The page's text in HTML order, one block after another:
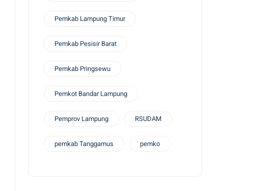
Pemkab Lampung Timur
Pemkab Pesisir Barat
Pemkab Pringsewu
Pemkot Bandar Lampung
Pemprov Lampung RSUDAM
pemkab Tanggamus pemko